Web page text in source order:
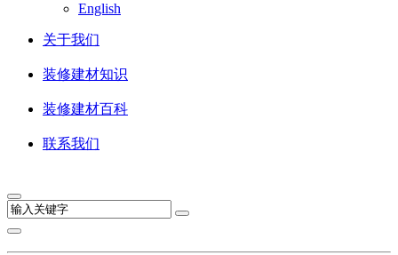
English
关于我们
装修建材知识
装修建材百科
联系我们